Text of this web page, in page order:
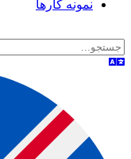
نمونه کارها